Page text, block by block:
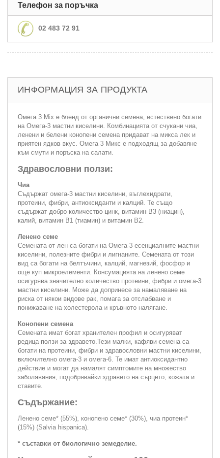
Телефон за поръчка
02 483 72 91
ИНФОРМАЦИЯ ЗА ПРОДУКТА
Омега 3 Mix е бленд от органични семена, естествено богати
на Омега-3 мастни киселини. Комбинацията от счукани чиа,
ленени и белени конопени семена придават на микса лек и
приятен ядков вкус. Омега 3 Микс е подходящ за добавяне
към смути и поръска на салати.
Здравословни ползи:
Чиа
Съдържат омега-3 мастни киселини, въглехидрати,
протеини, фибри, антиоксиданти и калций. Те също
съдържат добро количество цинк, витамин В3 (ниацин),
калий, витамин В1 (тиамин) и витамин В2.
Ленено семе
Семената от лен са богати на Омега-3 есенциалните мастни
киселини, полезните фибри и лигнаните. Семената от този
вид са богати на белтъчини, калций, магнезий, фосфор и
още куп микроелементи. Консумацията на ленено семе
осигурява значително количество протеини, фибри и омега-3
мастни киселини. Mоже да допринесе за намаляване на
риска от някои видове рак, помага за отслабване и
понижаване на холестерола и кръвното налягане.
Конопени семена
Семената имат богат хранителен профил и осигуряват
редица ползи за здравето.Тези малки, кафяви семена са
богати на протеини, фибри и здравословни мастни киселини,
включително омега-3 и омега-6. Те имат антиоксидантно
действие и могат да намалят симптомите на множество
заболявания, подобрявайки здравето на сърцето, кожата и
ставите.
Съдържание:
Ленено семе* (55%), конопено семе* (30%), чиа протеин*
(15%) (Salvia hispanica).
* съставки от биологично земеделие.